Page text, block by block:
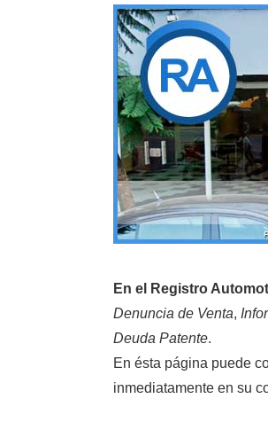
En el Registro
Denuncia de Venta,
Deuda Patente.
En ésta página puede
inmediatamente en su